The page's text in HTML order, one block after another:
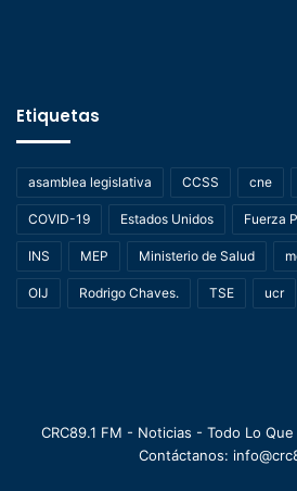
Etiquetas
asamblea legislativa CCSS cne
COVID-19 Estados Unidos Fuerza
INS MEP Ministerio de Salud
OIJ Rodrigo Chaves. TSE ucr
CRC89.1 FM - Noticias - Todo Lo
Contáctanos: